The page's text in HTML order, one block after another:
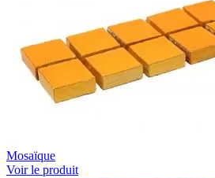
Mosaïque
Voir le produit